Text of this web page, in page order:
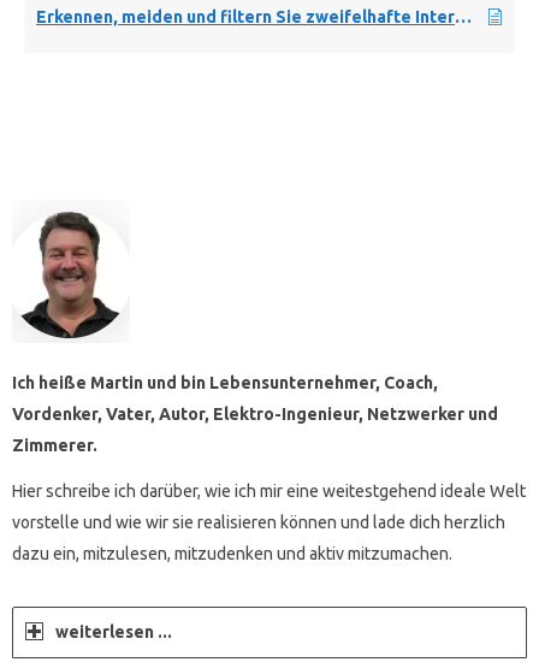
Ich heiße Martin und bin Lebensunternehmer, Coach,
Vordenker, Vater, Autor, Elektro-Ingenieur, Netzwerker und
Zimmerer.
Hier schreibe ich darüber, wie ich mir eine weitestgehend ideale Welt
vorstelle und wie wir sie realisieren können und lade dich herzlich
dazu ein, mitzulesen, mitzudenken und aktiv mitzumachen.
weiterlesen ...
Erkennen, meiden und filtern Sie zweifelhafte Internetangebote